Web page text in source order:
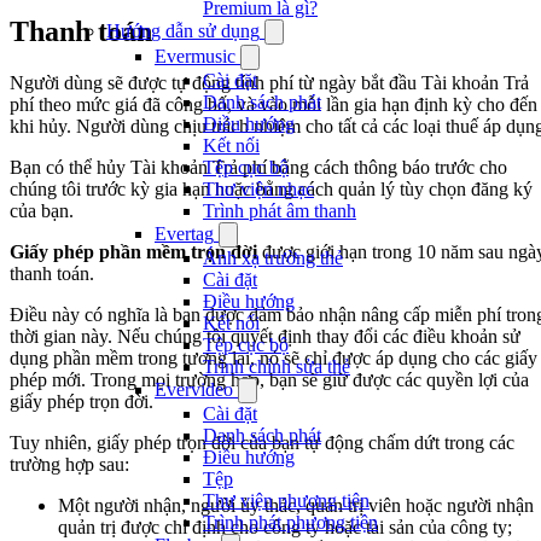
Premium là gì?
Hướng dẫn sử dụng
Evermusic
Cài đặt
Danh sách phát
Điều hướng
Kết nối
Tệp cục bộ
Thư viện nhạc
Trình phát âm thanh
Evertag
Ánh xạ trường thẻ
Cài đặt
Điều hướng
Kết nối
Tệp cục bộ
Trình chỉnh sửa thẻ
Evervideo
Cài đặt
Danh sách phát
Điều hướng
Tệp
Thư viện phương tiện
Trình phát phương tiện
Thanh toán
Người dùng sẽ được tự động tính phí từ ngày bắt đầu Tài khoản Trả
phí theo mức giá đã công bố, và vào mỗi lần gia hạn định kỳ cho đến
khi hủy. Người dùng chịu trách nhiệm cho tất cả các loại thuế áp
Bạn có thể hủy Tài khoản Trả phí bằng cách thông báo trước cho
chúng tôi trước kỳ gia hạn hoặc bằng cách quản lý tùy chọn đăng ký
của bạn.
Giấy phép phần mềm trọn đờiđược giới hạn trong 10 năm sau
thanh toán.
Điều này có nghĩa là bạn được đảm bảo nhận nâng cấp miễn phí
thời gian này. Nếu chúng tôi quyết định thay đổi các điều khoản sử
dụng phần mềm trong tương lai, nó sẽ chỉ được áp dụng cho các giấy
phép mới. Trong mọi trường hợp, bạn sẽ giữ được các quyền lợi của
giấy phép trọn đời.
Tuy nhiên, giấy phép trọn đời của bạn tự động chấm dứt trong các
trường hợp sau:
Một người nhận, người ủy thác, quản trị viên hoặc người nhận
quản trị được chỉ định cho công ty hoặc tài sản của công ty;